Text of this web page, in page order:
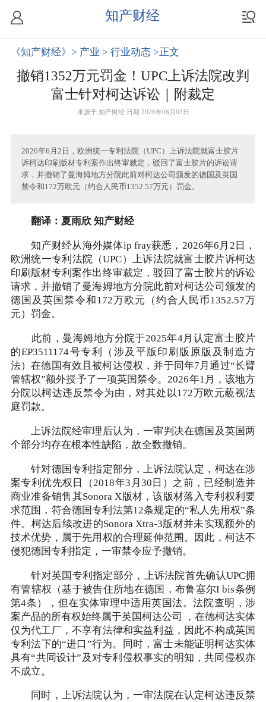
知产财经
《知产财经》 > 产业 > 行业动态 >正文
撤销1352万元罚金！UPC上诉法院改判
富士针对柯达诉讼｜附裁定
来源于 知产财经 日期 2026年06月03日
2026年6月2日，欧洲统一专利法院（UPC）上诉法院就富士胶片
诉柯达印刷版材专利案作出终审裁定，驳回了富士胶片的诉讼请
求，并撤销了曼海姆地方分院此前对柯达公司颁发的德国及英国
禁令和172万欧元（约合人民币1352.57万元）罚金。
翻译：夏雨欣 知产财经
知产财经从海外媒体ip fray获悉，2026年6月2日，
欧洲统一专利法院（UPC）上诉法院就富士胶片诉柯达
印刷版材专利案作出终审裁定，驳回了富士胶片的诉讼
请求，并撤销了曼海姆地方分院此前对柯达公司颁发的
德国及英国禁令和172万欧元（约合人民币1352.57万
元）罚金。
此前，曼海姆地方分院于2025年4月认定富士胶片
的EP3511174号专利（涉及平版印刷版原版及制造方
法）在德国有效且被柯达侵权，并于同年7月通过“长臂
管辖权”额外授予了一项英国禁令。2026年1月，该地方
分院以柯达违反禁令为由，对其处以172万欧元藐视法
庭罚款。
上诉法院经审理后认为，一审判决在德国及英国两
个部分均存在根本性缺陷，故全数撤销。
针对德国专利指定部分，上诉法院认定，柯达在涉
案专利优先权日（2018年3月30日）之前，已经制造并
商业准备销售其Sonora X版材，该版材落入专利权利要
求范围，符合德国专利法第12条规定的“私人先用权”条
件。柯达后续改进的Sonora Xtra-3版材并未实现额外的
技术优势，属于先用权的合理延伸范围。因此，柯达不
侵犯德国专利指定，一审禁令应予撤销。
针对英国专利指定部分，上诉法院首先确认UPC拥
有管辖权（基于被告住所地在德国，布鲁塞尔I bis条例
第4条），但在实体审理中适用英国法。法院查明，涉
案产品的所有权始终属于英国柯达公司 ，在德柯达实体
仅为代工厂，不享有法律和实益利益，因此不构成英国
专利法下的“进口”行为。同时，富士未能证明柯达实体
具有“共同设计”及对专利侵权事实的明知，共同侵权亦
不成立。
同时，上诉法院认为，一审法院在认定柯达违反禁